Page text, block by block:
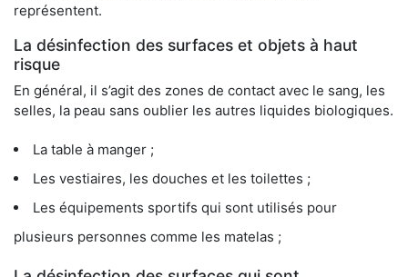
représentent.
La désinfection des surfaces et objets à haut
risque
En général, il s’agit des zones de contact avec le sang, les
selles, la peau sans oublier les autres liquides biologiques.
La table à manger ;
Les vestiaires, les douches et les toilettes ;
Les équipements sportifs qui sont utilisés pour
plusieurs personnes comme les matelas ;